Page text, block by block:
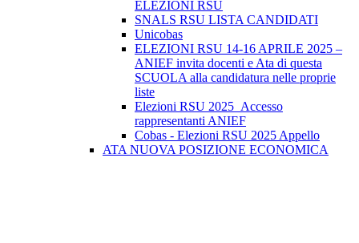
ELEZIONI RSU
SNALS RSU LISTA CANDIDATI
Unicobas
ELEZIONI RSU 14-16 APRILE 2025 –
ANIEF invita docenti e Ata di questa
SCUOLA alla candidatura nelle proprie
liste
Elezioni RSU 2025_Accesso
rappresentanti ANIEF
Cobas - Elezioni RSU 2025 Appello
ATA NUOVA POSIZIONE ECONOMICA